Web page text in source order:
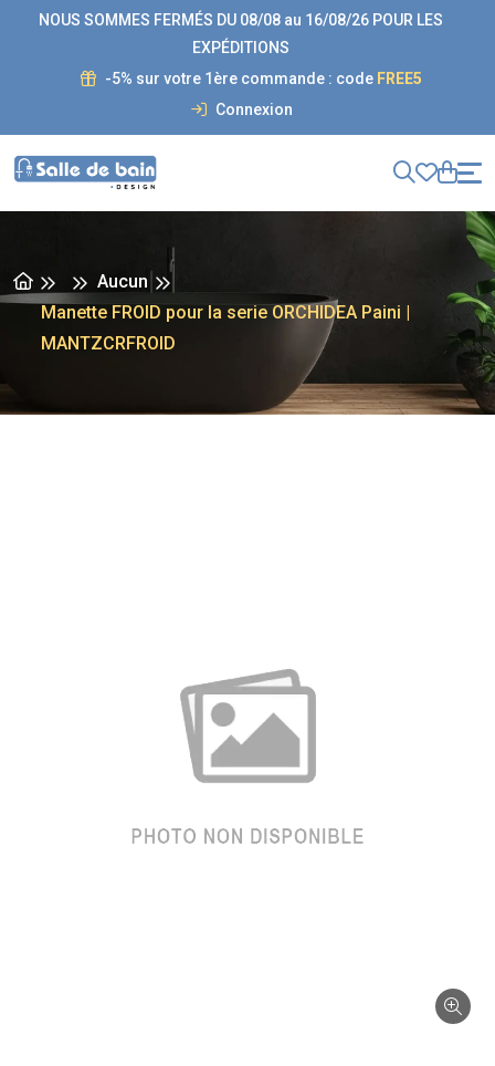
NOUS SOMMES FERMÉS DU 08/08 au 16/08/26 POUR LES
EXPÉDITIONS
-5% sur votre 1ère commande : code FREE5
Connexion
Aucun
Manette FROID pour la serie ORCHIDEA Paini |
MANTZCRFROID